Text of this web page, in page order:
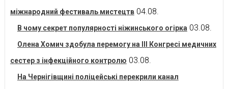
міжнародний фестиваль мистецтв 04.08.
В чому секрет популярності ніжинського огірка 03.08.
Олена Хомич здобула перемогу на ІІІ Конгресі медичних
сестер з інфекційного контролю 03.08.
На Чернігівщині поліцейські перекрили канал